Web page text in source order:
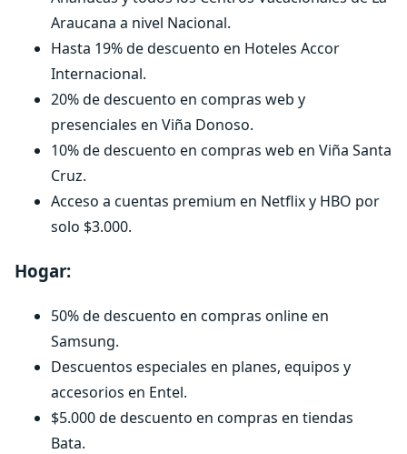
Araucana a nivel Nacional.
Hasta 19% de descuento en Hoteles Accor
Internacional.
20% de descuento en compras web y
presenciales en Viña Donoso.
10% de descuento en compras web en Viña Santa
Cruz.
Acceso a cuentas premium en Netflix y HBO por
solo $3.000.
Hogar:
50% de descuento en compras online en
Samsung.
Descuentos especiales en planes, equipos y
accesorios en Entel.
$5.000 de descuento en compras en tiendas
Bata.